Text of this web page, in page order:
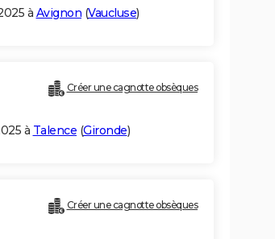
à Avignon (Vaucluse)
Créer une cagnotte obsèques
à Talence (Gironde)
Créer une cagnotte obsèques